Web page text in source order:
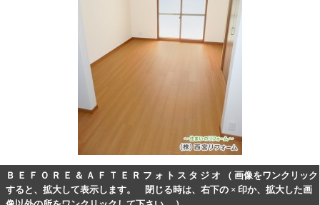
Ｂ Ｅ Ｆ Ｏ Ｒ Ｅ ＆ Ａ Ｆ Ｔ Ｅ Ｒ フ ォ ト ス タ ジ オ （ 画像をワンクリック
すると、拡大して表示します。 閉じる時は、右下の × 印か、拡大した画